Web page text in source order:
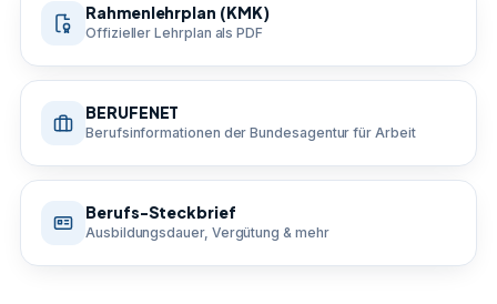
Rahmenlehrplan (KMK)
Offizieller Lehrplan als PDF
BERUFENET
Berufsinformationen der Bundesagentur für Arbeit
Berufs-Steckbrief
Ausbildungsdauer, Vergütung & mehr